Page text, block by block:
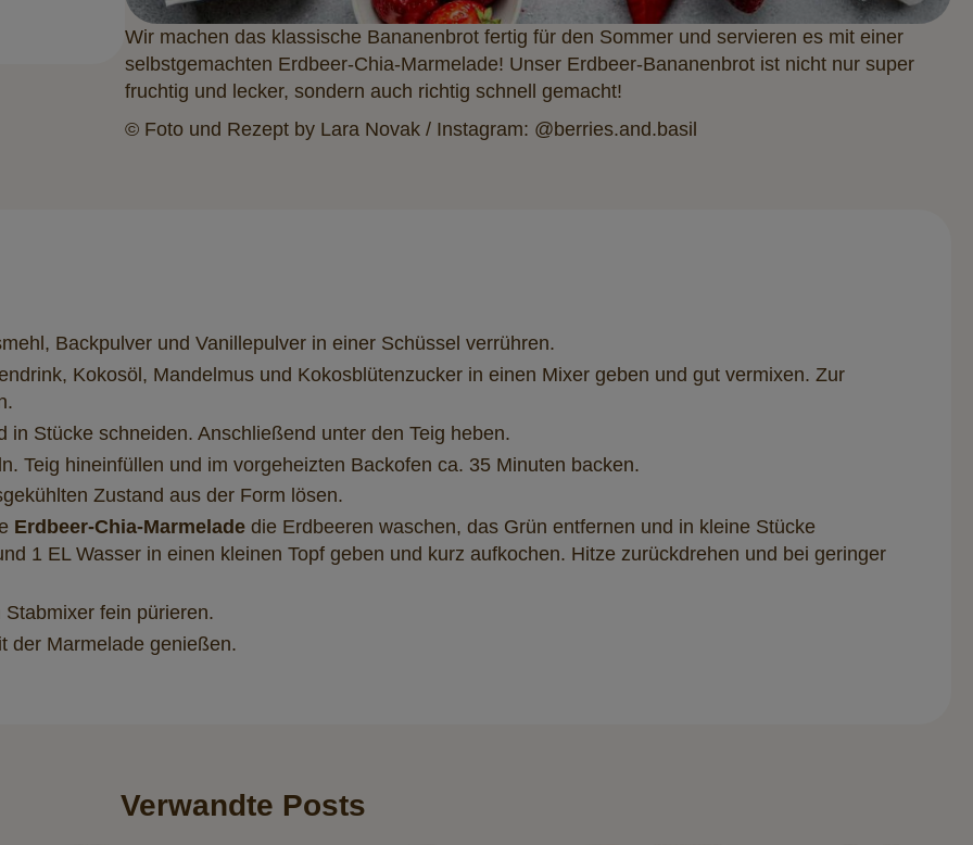
Wir machen das klassische Bananenbrot fertig für den Sommer und servieren es mit einer
selbstgemachten Erdbeer-Chia-Marmelade! Unser Erdbeer-Bananenbrot ist nicht nur super
fruchtig und lecker, sondern auch richtig schnell gemacht!
© Foto und Rezept by Lara Novak / Instagram: @berries.and.basil
Backpulver und Vanillepulver in einer Schüssel verrühren.
Kokosöl, Mandelmus und Kokosblütenzucker in einen Mixer geben und gut vermixen. Zur
Stücke schneiden. Anschließend unter den Teig heben.
Teig hineinfüllen und im vorgeheizten Backofen ca. 35 Minuten backen.
Zustand aus der Form lösen.
Erdbeer-Chia-Marmelade die Erdbeeren waschen, das Grün entfernen und in kleine Stücke
1 EL Wasser in einen kleinen Topf geben und kurz aufkochen. Hitze zurückdrehen und bei geringer
fein pürieren.
der Marmelade genießen.
Verwandte Posts